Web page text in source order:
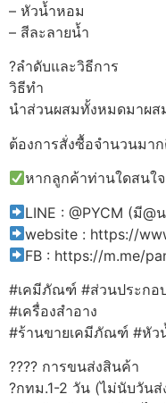
– หัวน้ำหอม
– สีละลายน้ำ
?ลำดับและวิธีการ
วิธีทำ
นำส่วนผสมทั้งหมดมาผส
ต้องการสั่งซื้อจำนวนมา
หากลูกค้าท่านใดสนใ
LINE : @PYCM (มี@
website : https://
FB : https://m.me/
#เคมีภัณฑ์ #ส่วนประกอบ
#เครื่องสำอาง
#ร้านขายเคมีภัณฑ์ #หัว
???? การขนส่งสินค้า
?กทม.1-2 วัน (ไม่นับวันส่